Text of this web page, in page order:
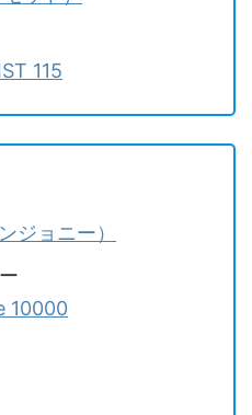
115
ジョニー）
10000